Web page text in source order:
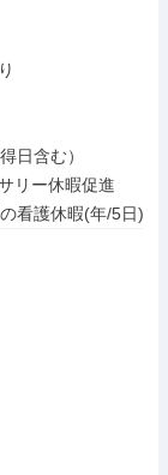
日含む）
リー休暇促進
看護休暇(年/5日)